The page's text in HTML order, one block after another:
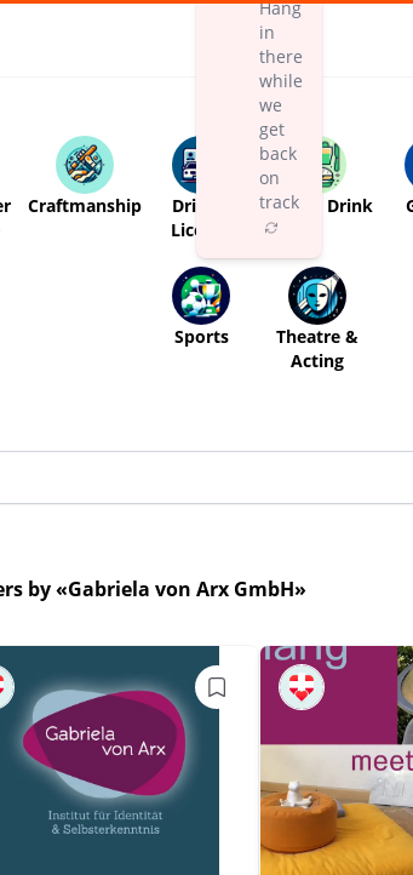
Hang
in
there
while
we
get
back
on
track
Craftmanship
Driving
License
Food & Drink
Sports
Theatre &
Acting
by «Gabriela von Arx GmbH»